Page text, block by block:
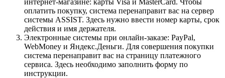
оплатить покупку, система перенаправит вас на сервер
системы ASSIST. Здесь нужно ввести номер карты, срок
действия и имя держателя.
Электронные системы при онлайн-заказе: PayPal,
WebMoney и Яндекс.Деньги. Для совершения покупки
система перенаправит вас на страницу платежного
сервиса. Здесь необходимо заполнить форму по
инструкции.